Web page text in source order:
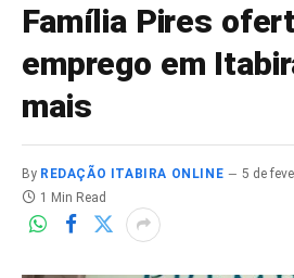
Família Pires
emprego em
mais
By REDAÇÃO ITABIRA ONLINE
5 de
1 Min Read